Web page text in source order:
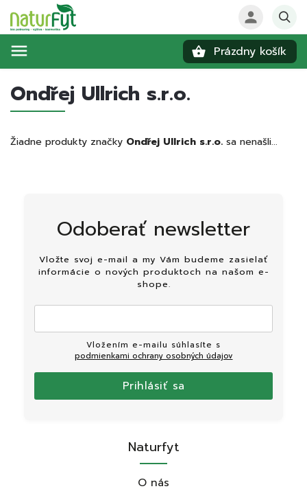
Prázdny košík
Ondřej Ullrich s.r.o.
Žiadne produkty značky Ondřej Ullrich s.r.o. sa nenašli...
Odoberať newsletter
Vložte svoj e-mail a my Vám budeme zasielať
informácie o nových produktoch na našom e-
shope.
podmienkami ochrany osobných údajov
Prihlásiť sa
Naturfyt
O nás